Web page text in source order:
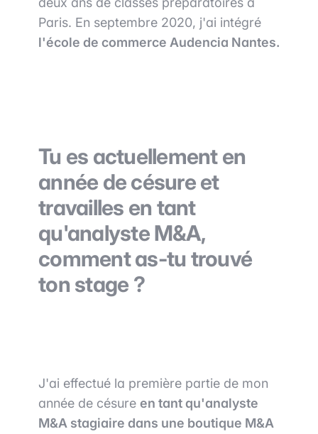
Paris. En septembre 2020, j'ai intégré
l'école de commerce Audencia Nantes.
Tu es actuellement en
année de césure et
travailles en tant
qu'analyste M&A,
comment as-tu trouvé
ton stage ?
J'ai effectué la première partie de mon
année de césure en tant qu'analyste
M&A stagiaire dans une boutique M&A